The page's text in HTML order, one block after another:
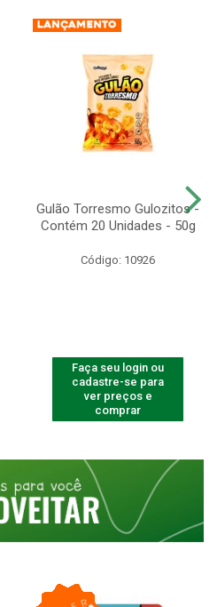
Gulão Torresmo Gulozitos -
Contém 20 Unidades - 50g
Código: 10926
Faça seu login ou
cadastre-se para
ver preços e
comprar